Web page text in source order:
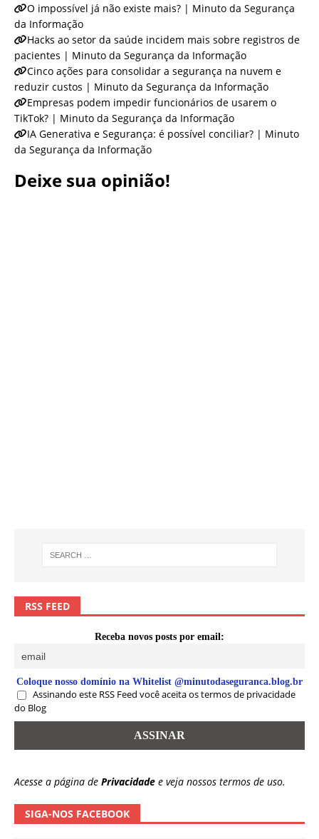
O impossível já não existe mais? | Minuto da Segurança
da Informação
Hacks ao setor da saúde incidem mais sobre registros de
pacientes | Minuto da Segurança da Informação
Cinco ações para consolidar a segurança na nuvem e
reduzir custos | Minuto da Segurança da Informação
Empresas podem impedir funcionários de usarem o
TikTok? | Minuto da Segurança da Informação
IA Generativa e Segurança: é possível conciliar? | Minuto
da Segurança da Informação
Deixe sua opinião!
RSS FEED
Receba novos posts por email:
Coloque nosso domínio na Whitelist @minutodaseguranca.blog.br
Assinando este RSS Feed você aceita os termos de privacidade
do Blog
Acesse a página de Privacidade e veja nossos termos de uso.
SIGA-NOS FACEBOOK